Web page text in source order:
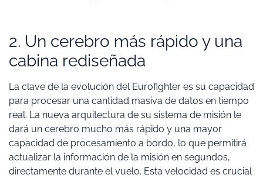
2. Un cerebro más rápido y una
cabina rediseñada
La clave de la evolución del Eurofighter es su capacidad
para procesar una cantidad masiva de datos en tiempo
real. La nueva arquitectura de su sistema de misión le
dará un cerebro mucho más rápido y una mayor
capacidad de procesamiento a bordo, lo que permitirá
actualizar la información de la misión en segundos,
directamente durante el vuelo. Esta velocidad es crucial